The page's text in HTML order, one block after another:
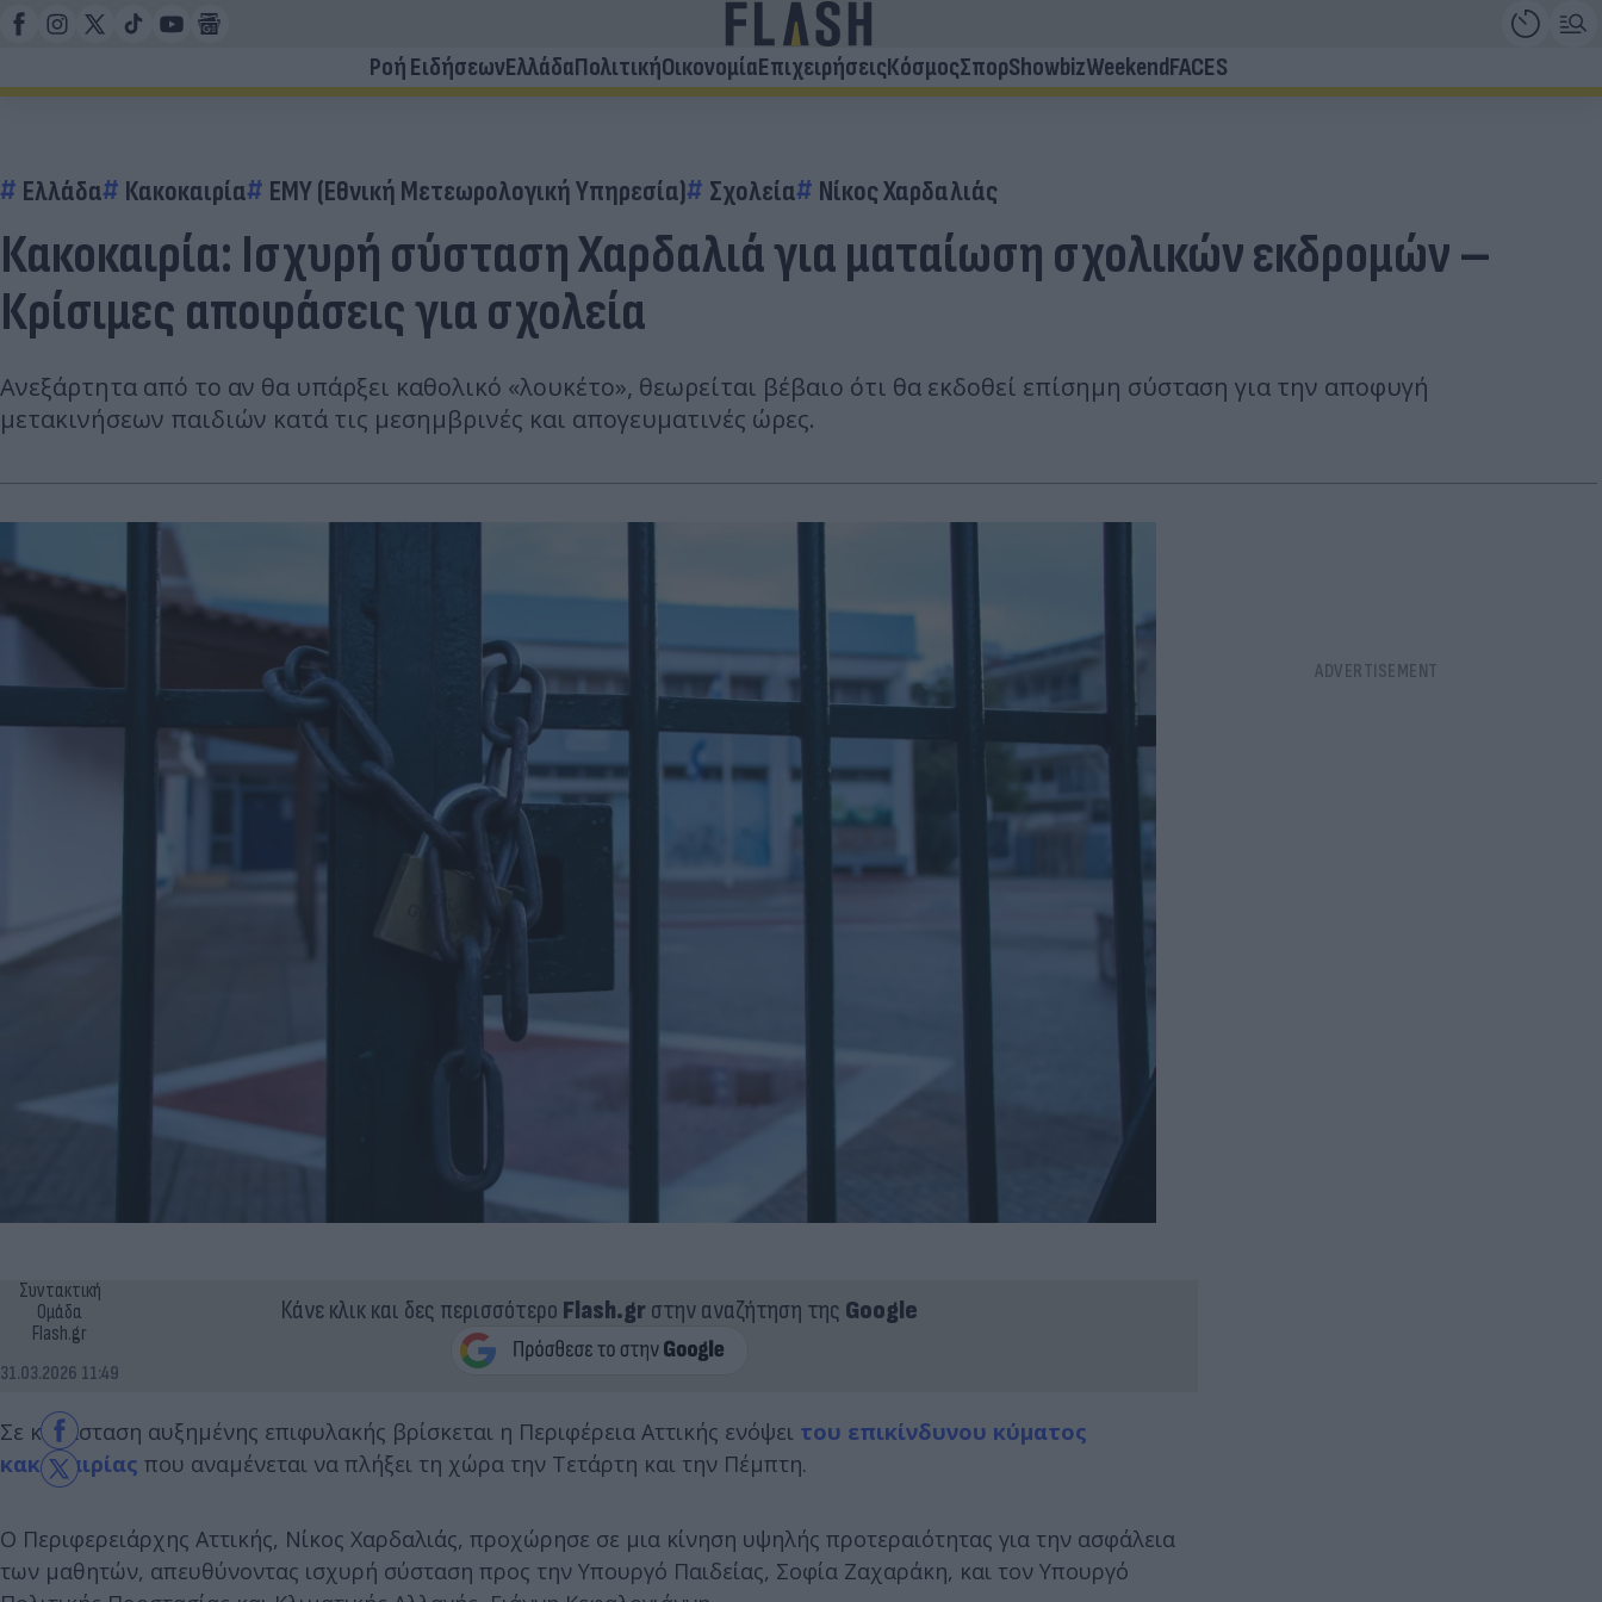
Ροή ΕιδήσεωνΕλλάδαΠολιτικήΟικονομίαΕπιχειρήσειςΚόσμοςΣπορShowbizWeekendFACES
Ελλάδα Κακοκαιρία ΕΜΥ (Εθνική Μετεωρολογική Υπηρεσία) Σχολεία Νίκος Χαρδαλιάς
Κακοκαιρία: Ισχυρή σύσταση Χαρδαλιά για ματαίωση σχολικών εκδρομών –
Κρίσιμες αποφάσεις για σχολεία
Ανεξάρτητα από το αν θα υπάρξει καθολικό «λουκέτο», θεωρείται βέβαιο ότι θα εκδοθεί επίσημη σύσταση για την αποφυγή
μετακινήσεων παιδιών κατά τις μεσημβρινές και απογευματινές ώρες.
Συντακτική
Ομάδα
Flash.gr
31.03.2026 11:49
Κάνε κλικ και δες περισσότερο Flash.grστην αναζήτηση της Google
Σε κατάσταση αυξημένης επιφυλακής βρίσκεται η Περιφέρεια Αττικής ενόψει του επικίνδυνου κύματος
κακοκαιρίας που αναμένεται να πλήξει τη χώρα την Τετάρτη και την Πέμπτη.
Ο Περιφερειάρχης Αττικής, Νίκος Χαρδαλιάς, προχώρησε σε μια κίνηση υψηλής προτεραιότητας για την ασφάλεια
των μαθητών, απευθύνοντας ισχυρή σύσταση προς την Υπουργό Παιδείας, Σοφία Ζαχαράκη, και τον Υπουργό